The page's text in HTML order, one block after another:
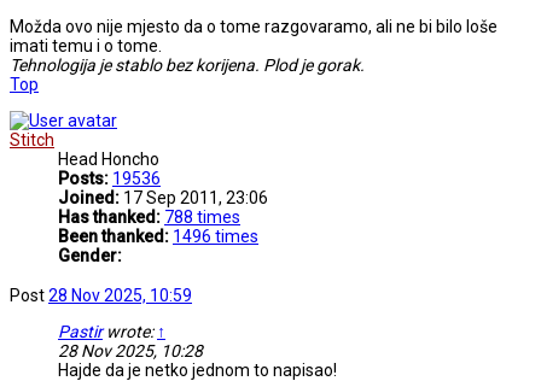
Možda ovo nije mjesto da o tome razgovaramo, ali ne bi bilo loše
imati temu i o tome.
Tehnologija je stablo bez korijena. Plod je gorak.
Top
Stitch
Head Honcho
Posts: 19536
Joined: 17 Sep 2011, 23:06
Has thanked: 788 times
Been thanked: 1496 times
Gender:
Post28 Nov 2025, 10:59
Pastirwrote: ↑
28 Nov 2025, 10:28
Hajde da je netko jednom to napisao!